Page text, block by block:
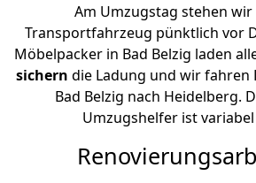
Am Umzugstag stehen
Transportfahrzeug pünktlich vor
Möbelpacker in Bad Belzig laden
sichern die Ladung und wir fahren
Bad Belzig nach Heidelberg.
Umzugshelfer ist